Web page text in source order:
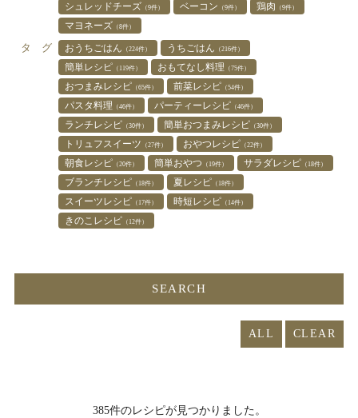
シュレッドチーズ （9件） ベーコン （9件） 鶏肉 （9件）
マヨネーズ （8件）
タ グ おうちごはん （224件） うちごはん （216件）
簡単レシピ （119件） おもてなし料理 （75件）
おつまみレシピ （65件） 前菜レシピ （54件）
パスタ料理 （46件） パーティーレシピ （46件）
ランチレシピ （30件） 簡単おつまみレシピ （30件）
トリュフスイーツ （27件） おやつレシピ （22件）
朝食レシピ （20件） 簡単おやつ （19件） サラダレシピ （18件）
ブランチレシピ （18件） 夏レシピ （18件）
スイーツレシピ （17件） 時短レシピ （14件）
きのこレシピ （12件）
ALL
385件のレシピが見つかりました。